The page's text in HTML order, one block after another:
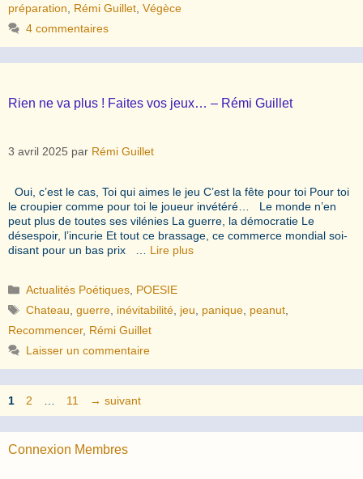
préparation
Rémi Guillet Végèce
4 commentaires
Rien ne va plus ! Faites vos jeux… – Rémi Guillet
3 avril 2025 par Rémi Guillet
Oui, c’est le cas, Toi qui aimes le jeu C’est la fête pour toi Pour toi
le croupier comme pour toi le joueur invétéré… Le monde n’en
peut plus de toutes ses vilénies La guerre, la démocratie Le
désespoir, l’incurie Et tout ce brassage, ce commerce mondial soi-
disant pour un bas prix … Lire plus
Catégories
Actualités Poétiques POESIE
Étiquettes
Chateau ,guerre inévitabilité jeu panique peanut
Recommencer, Rémi Guillet
Laisser un commentaire
Page
1 Page
2 Page
11 → suivant
Connexion Membres